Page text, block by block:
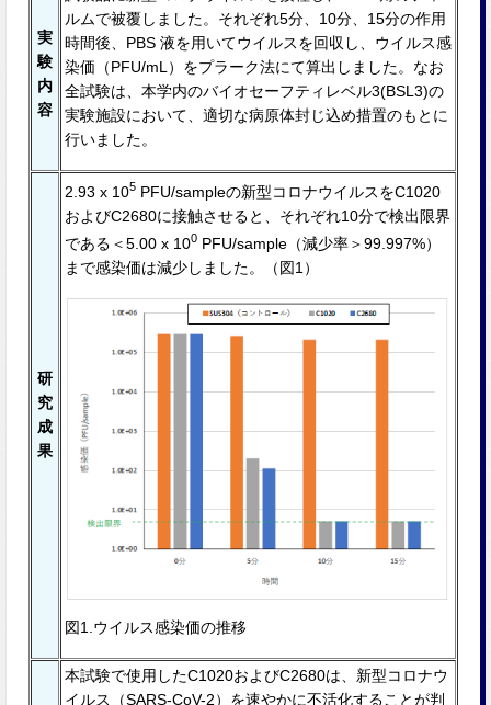
実
験
内
容
ルムで被覆しました。それぞれ5分、10分、15分の作⽤
時間後、PBS 液を用いてウイルスを回収し、ウイルス感
染価（PFU/mL）をプラーク法にて算出しました。なお
全試験は、本学内のバイオセーフティレベル3(BSL3)の
実験施設において、適切な病原体封じ込め措置のもとに
⾏いました。
研
究
成
果
2.93 x 105 PFU/sampleの新型コロナウイルスをC1020
およびC2680に接触させると、それぞれ10分で検出限界
である＜5.00 x 100 PFU/sample（減少率＞99.997%）
まで感染価は減少しました。（図1）
図1.ウイルス感染価の推移
本試験で使⽤したC1020およびC2680は、新型コロナウ
イルス（SARS-CoV-2）を速やかに不活化することが判